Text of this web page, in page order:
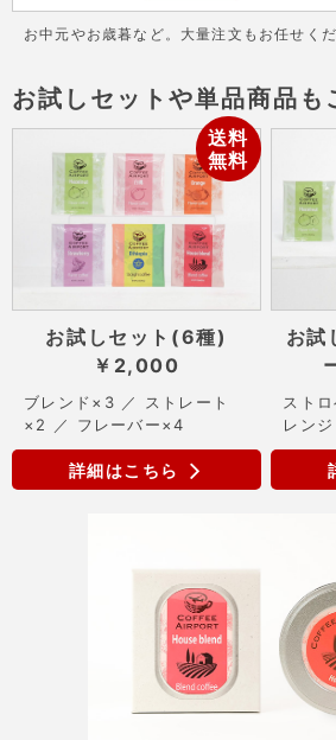
お中元やお歳暮など。大量注文もお任せくだ
お試しセットや単品商品も
送料
無料
お試しセット(6種)
￥2,000
ブレンド×3 ／ ストレート
×2 ／ フレーバー×4
詳細はこちら
お試
スト
レン